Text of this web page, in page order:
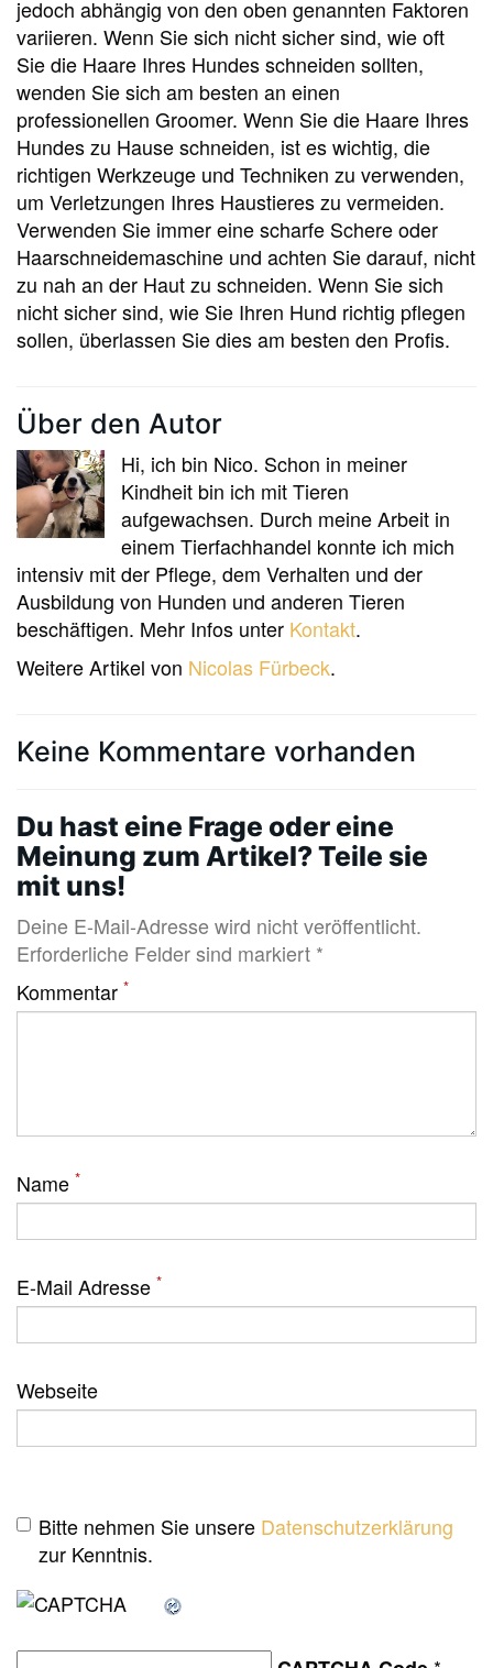
jedoch abhängig von den oben genannten Faktoren
variieren. Wenn Sie sich nicht sicher sind, wie oft
Sie die Haare Ihres Hundes schneiden sollten,
wenden Sie sich am besten an einen
professionellen Groomer. Wenn Sie die Haare Ihres
Hundes zu Hause schneiden, ist es wichtig, die
richtigen Werkzeuge und Techniken zu verwenden,
um Verletzungen Ihres Haustieres zu vermeiden.
Verwenden Sie immer eine scharfe Schere oder
Haarschneidemaschine und achten Sie darauf, nicht
zu nah an der Haut zu schneiden. Wenn Sie sich
nicht sicher sind, wie Sie Ihren Hund richtig pflegen
sollen, überlassen Sie dies am besten den Profis.
Über den Autor
Hi, ich bin Nico. Schon in meiner
Kindheit bin ich mit Tieren
aufgewachsen. Durch meine Arbeit in
einem Tierfachhandel konnte ich mich
intensiv mit der Pflege, dem Verhalten und der
Ausbildung von Hunden und anderen Tieren
beschäftigen. Mehr Infos unter Kontakt.
Weitere Artikel von Nicolas Fürbeck.
Keine Kommentare vorhanden
Du hast eine Frage oder eine
Meinung zum Artikel? Teile sie
mit uns!
Deine E-Mail-Adresse wird nicht veröffentlicht.
Erforderliche Felder sind markiert *
Kommentar *
Name *
E-Mail Adresse *
Webseite
Bitte nehmen Sie unsere Datenschutzerklärung
zur Kenntnis.